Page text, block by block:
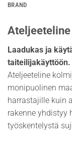
BRAND
Laadukas ja
taiteilijakäyttöön.
Ateljeeteline
monipuolinen
harrastajille kuin
rakenne yhdistyy
työskentelystä